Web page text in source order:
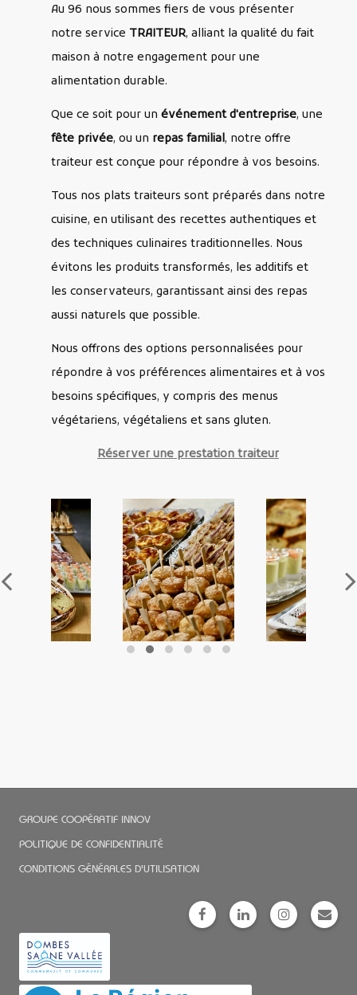
Au 96 nous sommes fiers de vous présenter
notre service TRAITEUR, alliant la qualité du fait
maison à notre engagement pour une
alimentation durable.
Que ce soit pour un événement d'entreprise, une
fête privée, ou un repas familial, notre offre
traiteur est conçue pour répondre à vos besoins.
Tous nos plats traiteurs sont préparés dans notre
cuisine, en utilisant des recettes authentiques et
des techniques culinaires traditionnelles. Nous
évitons les produits transformés, les additifs et
les conservateurs, garantissant ainsi des repas
aussi naturels que possible.
Nous offrons des options personnalisées pour
répondre à vos préférences alimentaires et à vos
besoins spécifiques, y compris des menus
végétariens, végétaliens et sans gluten.
Réserver une prestation traiteur
GROUPE COOPÉRATIF INNOV
POLITIQUE DE CONFIDENTIALITÉ
CONDITIONS GÉNÉRALES D'UTILISATION